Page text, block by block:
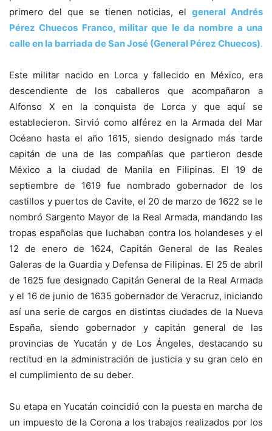
primero del que se tienen noticias, elgeneral Andrés
Pérez Chuecos Franco, militar que le da nombre a una
calle en la barriada de San José (General Pérez Chuecos).
Este militar nacido en Lorca y fallecido en México, era
descendiente de los caballeros que acompañaron a
Alfonso X en la conquista de Lorca y que aquí se
establecieron. Sirvió como alférez en la Armada del Mar
Océano hasta el año 1615, siendo designado más tarde
capitán de una de las compañías que partieron desde
México a la ciudad de Manila en Filipinas. El 19 de
septiembre de 1619 fue nombrado gobernador de los
castillos y puertos de Cavite, el 20 de marzo de 1622 se le
nombró Sargento Mayor de la Real Armada, mandando las
tropas españolas que luchaban contra los holandeses y el
12 de enero de 1624, Capitán General de las Reales
Galeras de la Guardia y Defensa de Filipinas. El 25 de abril
de 1625 fue designado Capitán General de la Real Armada
y el 16 de junio de 1635 gobernador de Veracruz, iniciando
así una serie de cargos en distintas ciudades de la Nueva
España, siendo gobernador y capitán general de las
provincias de Yucatán y de Los Ángeles, destacando su
rectitud en la administración de justicia y su gran celo en
el cumplimiento de su deber.
Su etapa en Yucatán coincidió con la puesta en marcha de
un impuesto de la Corona a los trabajos realizados por los